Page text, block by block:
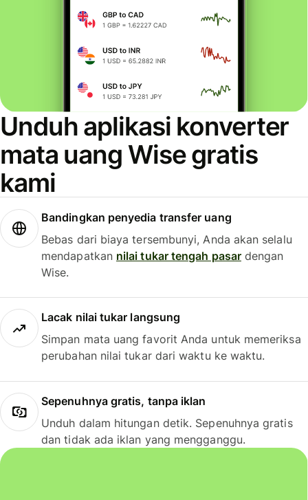
Unduh aplikasi konverter
mata uang Wise gratis
kami
Bandingkan penyedia transfer uang
Bebas dari biaya tersembunyi, Anda akan selalu
mendapatkan nilai tukar tengah pasardengan
Wise.
Lacak nilai tukar langsung
Simpan mata uang favorit Anda untuk memeriksa
perubahan nilai tukar dari waktu ke waktu.
Sepenuhnya gratis, tanpa iklan
Unduh dalam hitungan detik. Sepenuhnya gratis
dan tidak ada iklan yang mengganggu.